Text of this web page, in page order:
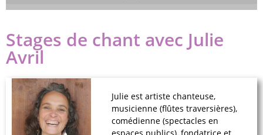
Stages de chant avec Julie
Avril
Julie est artiste chanteuse,
musicienne (flûtes traversières),
comédienne (spectacles en